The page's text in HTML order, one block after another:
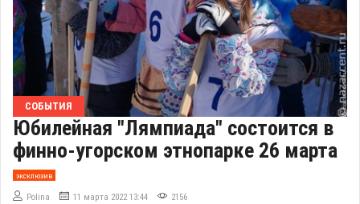
СОБЫТИЯ
Юбилейная "Лямпиада" состоится в
финно-угорском этнопарке 26 марта
эксклюзив
Polina 11 марта 2022 13:44 2156